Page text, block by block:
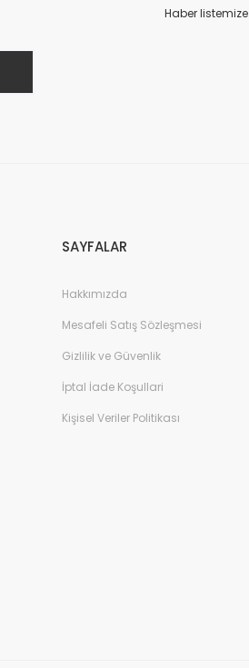
Haber
SAYFALAR
Hakkımızda
Mesafeli Satış Sözleşmesi
Gizlilik ve Güvenlik
İptal İade Koşullari
Kişisel Veriler Politikası